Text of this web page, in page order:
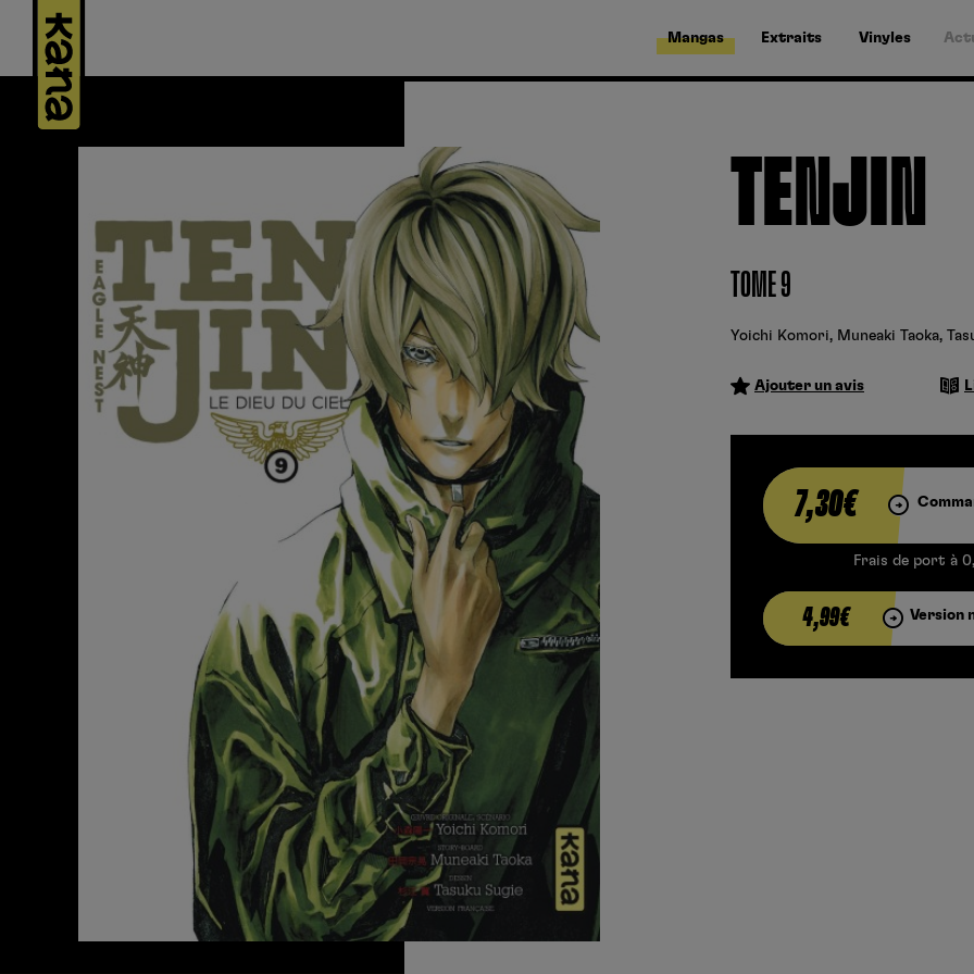
Mangas Extraits Vinyles
TENJIN
TOME 9
Yoichi Komori, Muneaki Taoka,
Ajouter un avis
7,30€
Frais de port à
4,99€ Version
Panneau de gestion des cookies